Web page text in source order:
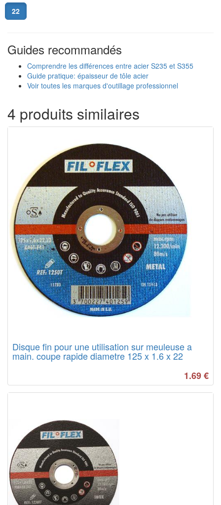
22
Guides recommandés
Comprendre les différences entre acier S235 et S355
Guide pratique: épaisseur de tôle acier
Voir toutes les marques d'outillage professionnel
4 produits similaires
Disque fin pour une utilisation sur meuleuse a
main. coupe rapide diametre 125 x 1.6 x 22
1.69€